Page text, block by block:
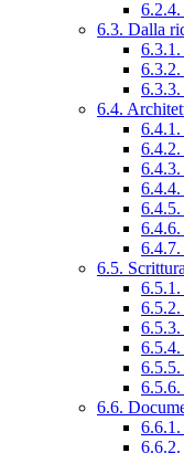
6.3. Dalla
6.3.1.
6.3.2.
6.4.
6.4.1.
6.4.2.
6.4.6.
6.4.7.
6.5.
6.5.1.
6.5.6.
6.6.